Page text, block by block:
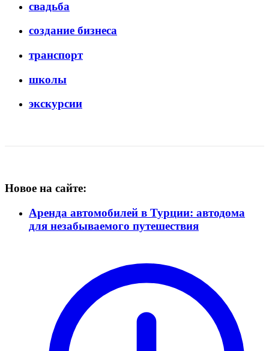
свадьба
создание бизнеса
транспорт
школы
экскурсии
Новое на сайте:
Аренда автомобилей в Турции: автодома
для незабываемого путешествия